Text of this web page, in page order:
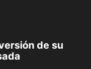
de su